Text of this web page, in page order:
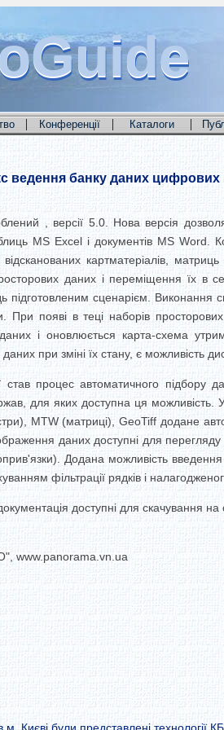
| Конференції | Каталоги |
ведення банку даних цифрових
, версії 5.0. Нова версія
MS Excel і документів MS Word.
картматеріалів,
даних і переміщення їх в
підготовленим сценарієм. Виконання
При появі в теці наборів
і оновлюється карта-схема
при зміні їх стану, є можливість
став процес автоматичного підбору
для яких доступна ця можливість. У
MTW (матриці), GeoTiff додане
даних доступні для
Додана можливість
фільтрації рядків і
доступні для скачування на
www.panorama.vn.ua